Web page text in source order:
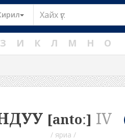
Toggle Dropdown
З И К Л М Н О
[antoː] IV
/ яриа /